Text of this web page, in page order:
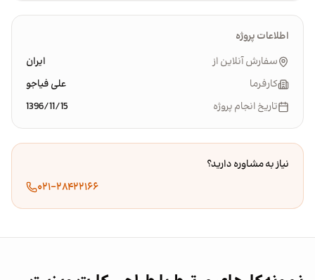
اطلاعات پروژه
سفارش آنلاین از
ایران
کارفرما
علی فیاجو
تاریخ انجام پروژه
1396/11/15
نیاز به مشاوره دارید؟
۰۲۱-۲۸۴۲۲۱۶۶